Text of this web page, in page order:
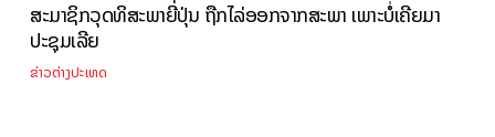
ສະມາຊິກວຸດທິສະພາຍີ່ປຸ່ນ ຖືກໄລ່ອອກຈາກສະພາ ເພາະບໍ່ເຄີຍມາ
ປະຊຸມເລີຍ
ຂ່າວຕ່າງປະເທດ